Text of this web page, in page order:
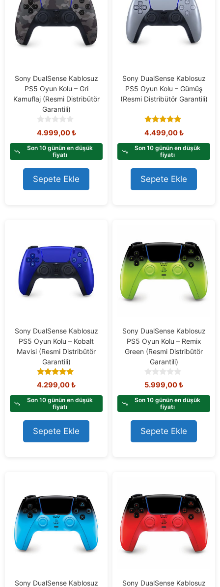
Sony DualSense Kablosuz
PS5 Oyun Kolu – Gri
Kamuflaj (Resmi Distribütör
Garantili)
0
o
u
5
4.999,00₺
Son 10 günün en düşük
fiyatı
Sepete Ekle
Sony DualSense Kablosuz
PS5 Oyun Kolu – Gümüş
(Resmi Distribütör Garantili)
5.00
out of 5
4.499,00₺
Son 10 günün en düşük
fiyatı
Sepete Ekle
Sony DualSense Kablosuz
PS5 Oyun Kolu – Kobalt
Mavisi (Resmi Distribütör
Garantili)
5.00
out of 5
4.299,00₺
Son 10 günün en düşük
fiyatı
Sepete Ekle
Sony DualSense Kablosuz
PS5 Oyun Kolu – Remix
Green (Resmi Distribütör
Garantili)
0
o
u
5
5.999,00₺
Son 10 günün en düşük
fiyatı
Sepete Ekle
Sony DualSense Kablosuz Sony DualSense Kablosuz